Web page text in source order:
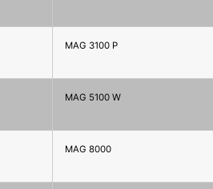
MAG 3100 P
MAG 5100 W
MAG 8000